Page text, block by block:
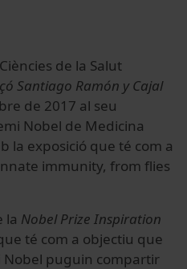
de la Salut
Santiago Ramón y Cajal
de 2017 al seu
Nobel de Medicina
la exposició que té com a
immunity, from flies
la Nobel Prize Inspiration
té com a objectiu que
Nobel puguin compartir